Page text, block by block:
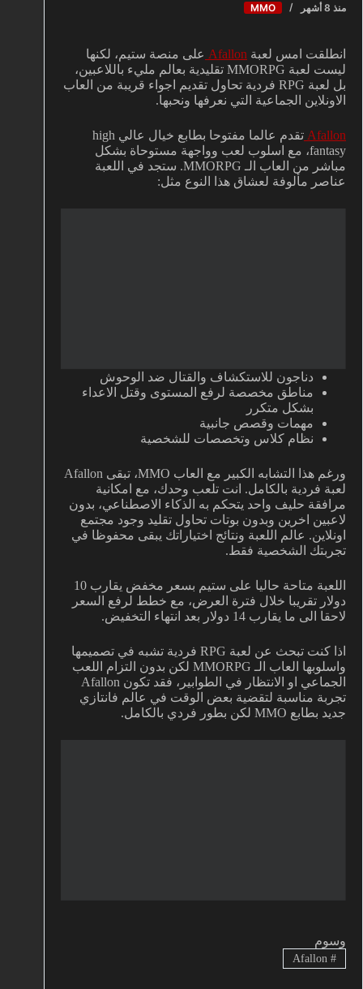
منذ 8 أشهر MMO
انطلقت امس لعبة Afallon على منصة ستيم، لكنها
ليست لعبة MMORPG تقليدية بعالم مليء باللاعبين،
بل لعبة RPG فردية تحاول تقديم اجواء قريبة من العاب
الاونلاين الجماعية التي نعرفها ونحبها.
Afallon
تقدم عالما مفتوحا بطابع خيال عالي high
fantasy، مع اسلوب لعب وواجهة مستوحاة بشكل
مباشر من العاب الـ MMORPG. ستجد في اللعبة
عناصر مألوفة لعشاق هذا النوع مثل:
دناجون للاستكشاف والقتال ضد الوحوش
مناطق مخصصة لرفع المستوى وقتل الاعداء
بشكل متكرر
مهمات وقصص جانبية
نظام كلاس وتخصصات للشخصية
ورغم هذا التشابه الكبير مع العاب MMO، تبقى Afallon
لعبة فردية بالكامل. انت تلعب وحدك، مع امكانية
مرافقة حليف واحد يتحكم به الذكاء الاصطناعي، بدون
لاعبين اخرين وبدون بوتات تحاول تقليد وجود مجتمع
اونلاين. عالم اللعبة ونتائج اختياراتك يبقى محفوظا في
تجربتك الشخصية فقط.
اللعبة متاحة حاليا على ستيم بسعر مخفض يقارب 10
دولار تقريبا خلال فترة العرض، مع خطط لرفع السعر
لاحقا الى ما يقارب 14 دولار بعد انتهاء التخفيض.
اذا كنت تبحث عن لعبة RPG فردية تشبه في تصميمها
واسلوبها العاب الـ MMORPG لكن بدون التزام اللعب
الجماعي او الانتظار في الطوابير، فقد تكون Afallon
تجربة مناسبة لتقضية بعض الوقت في عالم فانتازي
جديد بطابع MMO لكن بطور فردي بالكامل.
وسوم
#
Afallon